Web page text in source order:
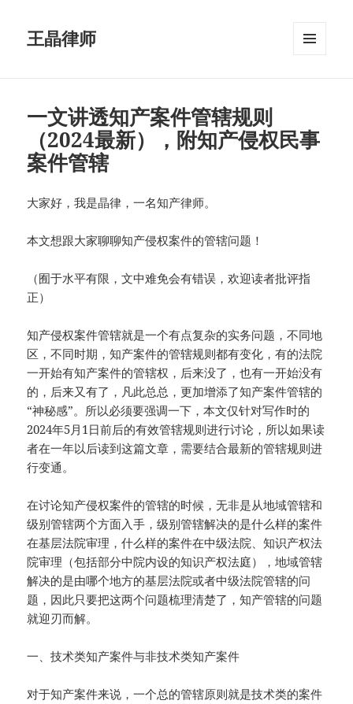
王晶律师
一文讲透知产案件管辖规则
（2024最新），附知产侵权民事
案件管辖
大家好，我是晶律，一名知产律师。
本文想跟大家聊聊知产侵权案件的管辖问题！
（囿于水平有限，文中难免会有错误，欢迎读者批评指
正）
知产侵权案件管辖就是一个有点复杂的实务问题，不同地
区，不同时期，知产案件的管辖规则都有变化，有的法院
一开始有知产案件的管辖权，后来没了，也有一开始没有
的，后来又有了，凡此总总，更加增添了知产案件管辖的
“神秘感”。所以必须要强调一下，本文仅针对写作时的
2024年5月1日前后的有效管辖规则进行讨论，所以如果读
者在一年以后读到这篇文章，需要结合最新的管辖规则进
行变通。
在讨论知产侵权案件的管辖的时候，无非是从地域管辖和
级别管辖两个方面入手，级别管辖解决的是什么样的案件
在基层法院审理，什么样的案件在中级法院、知识产权法
院审理（包括部分中院内设的知识产权法庭），地域管辖
解决的是由哪个地方的基层法院或者中级法院管辖的问
题，因此只要把这两个问题梳理清楚了，知产管辖的问题
就迎刃而解。
一、技术类知产案件与非技术类知产案件
对于知产案件来说，一个总的管辖原则就是技术类的案件